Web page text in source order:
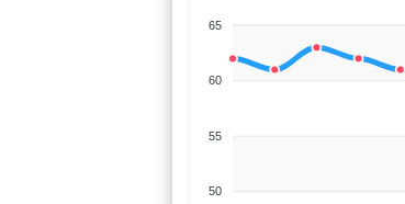
65
60
55
50